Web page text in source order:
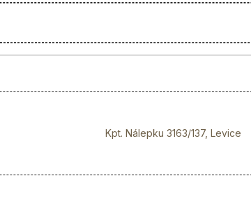
Kpt. Nálepku 3163/137, Levice